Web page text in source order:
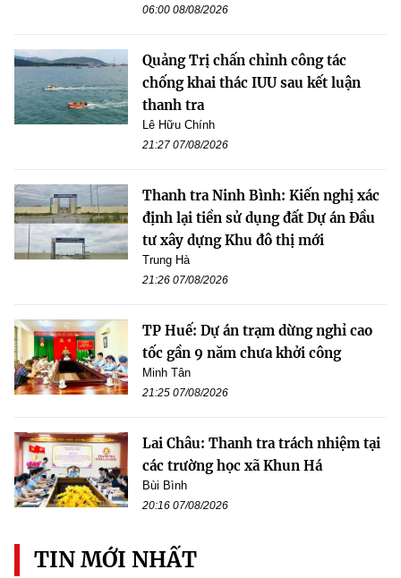
06:00 08/08/2026
Quảng Trị chấn chỉnh công tác
chống khai thác IUU sau kết luận
thanh tra
Lê Hữu Chính
21:27 07/08/2026
Thanh tra Ninh Bình: Kiến nghị xác
định lại tiền sử dụng đất Dự án Đầu
tư xây dựng Khu đô thị mới
Trung Hà
21:26 07/08/2026
TP Huế: Dự án trạm dừng nghỉ cao
tốc gần 9 năm chưa khởi công
Minh Tân
21:25 07/08/2026
Lai Châu: Thanh tra trách nhiệm tại
các trường học xã Khun Há
Bùi Bình
20:16 07/08/2026
TIN MỚI NHẤT